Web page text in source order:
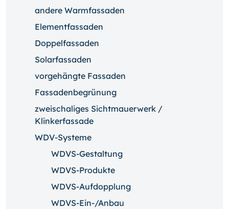
andere Warmfassaden
Elementfassaden
Doppelfassaden
Solarfassaden
vorgehängte Fassaden
Fassadenbegrünung
zweischaliges Sichtmauerwerk /
Klinkerfassade
WDV-Systeme
WDVS-Gestaltung
WDVS-Produkte
WDVS-Aufdopplung
WDVS-Ein-/Anbau